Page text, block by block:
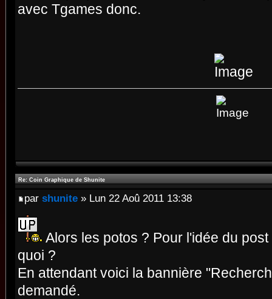
avec Tgames donc.
Re: Coin Graphique de Shunite
par shunite » Lun 22 Aoû 2011 13:38
Alors les potos ? Pour l'idée du
quoi ?
En attendant voici la bannière
demandé.